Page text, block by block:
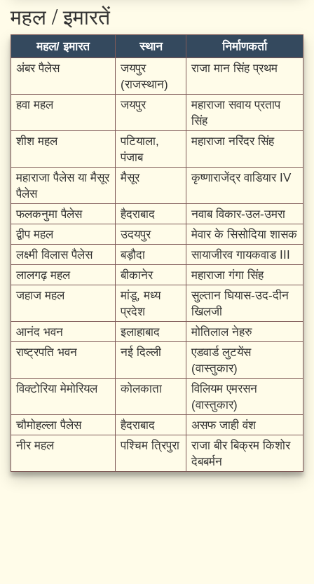
महल / इमारतें
महल/ इमारत स्थान
निर्माणकर्ता
अंबर पैलेस
जयपुर
(राजस्थान)
राजा मान सिंह प्रथम
हवा महल जयपुर
महाराजा सवाय प्रताप
सिंह
शीश महल
पटियाला,
पंजाब
महाराजा नरिंदर सिंह
महाराजा पैलेस या मैसूर
पैलेस
मैसूर कृष्णाराजेंद्र वाडियार IV
फलकनुमा पैलेस हैदराबाद
नवाब विकार-उल-उमरा
द्वीप महल
उदयपुर
मेवार के सिसोदिया शासक
लक्ष्मी विलास पैलेस
बड़ौदा
सायाजीरव गायकवाड III
लालगढ़ महल
बीकानेर
महाराजा गंगा सिंह
जहाज महल
मांडू, मध्य
प्रदेश
सुल्तान घियास-उद-दीन
खिलजी
आनंद भवन
इलाहाबाद
मोतिलाल नेहरु
राष्ट्रपति भवन
नई दिल्ली
एडवार्ड लुटयेंस
(वास्तुकार)
विक्टोरिया मेमोरियल
कोलकाता
विलियम एमरसन
(वास्तुकार)
चौमोहल्ला पैलेस
हैदराबाद
असफ जाही वंश
नीर महल
पश्चिम त्रिपुरा
राजा बीर बिक्रम किशोर
देबबर्मन